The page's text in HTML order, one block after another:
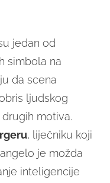
jedan od
simbola na
da scena
ljudskog
motiva.
, liječniku koji
je možda
inteligencije